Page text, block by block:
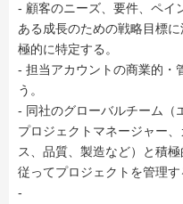
- 顧客のニーズ、要件、ペイ
ある成長のための戦略目標
極的に特定する。
- 担当アカウントの商業的・
う。
- 同社のグローバルチーム（
プロジェクトマネージャー
ス、品質、製造など）と積
従ってプロジェクトを管理す
-